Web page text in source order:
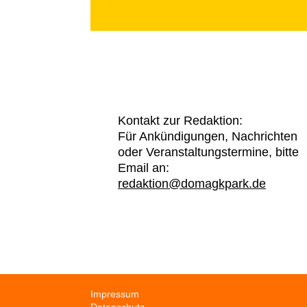
Kontakt zur Redaktion:
Für Ankündigungen, Nachrichten
oder Veranstaltungstermine, bitte
Email an:
redaktion@domagkpark.de
Navigation
Impressum